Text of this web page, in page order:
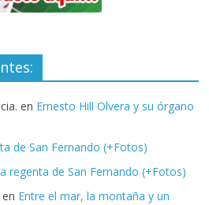
en Ernesto Hill Olvera y su órgano
de San Fernando (+Fotos)
regenta de San Fernando (+Fotos)
en Entre el mar, la montaña y un